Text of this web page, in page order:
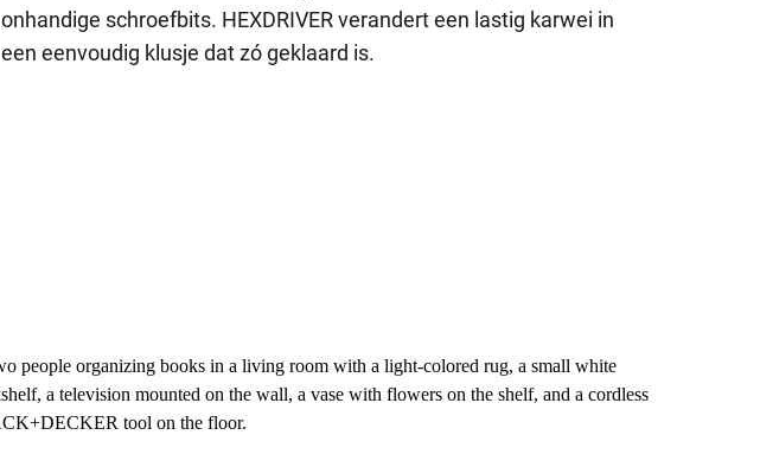
onhandige schroefbits. HEXDRIVER verandert een lastig karwei in
een eenvoudig klusje dat zó geklaard is.